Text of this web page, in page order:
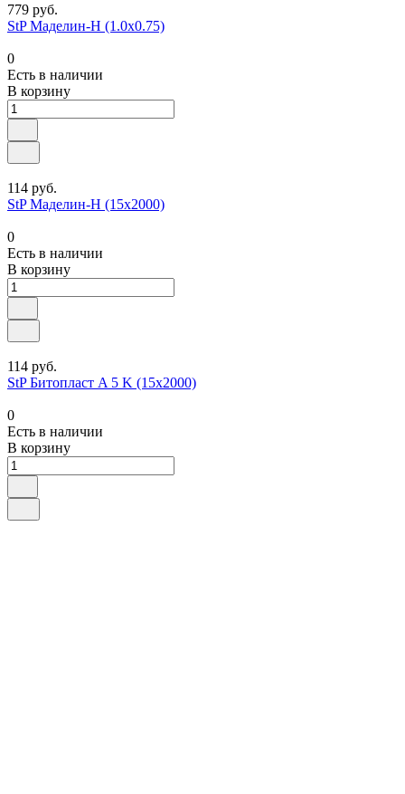
779 руб.
StP Маделин-Н (1.0x0.75)
0
Есть в наличии
В корзину
114 руб.
StP Маделин-Н (15x2000)
0
Есть в наличии
В корзину
114 руб.
StP Битопласт A 5 K (15x2000)
0
Есть в наличии
В корзину